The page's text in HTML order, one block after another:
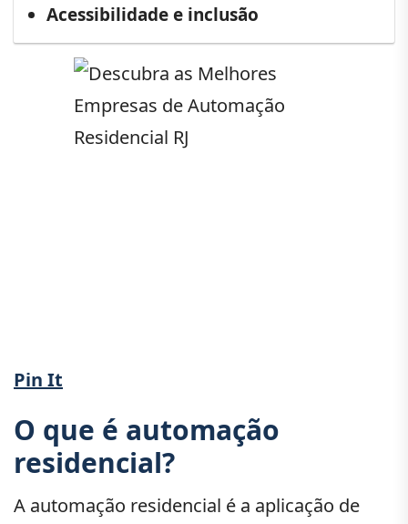
Acessibilidade e inclusão
Pin It
O que é automação
residencial?
A automação residencial é a aplicação de